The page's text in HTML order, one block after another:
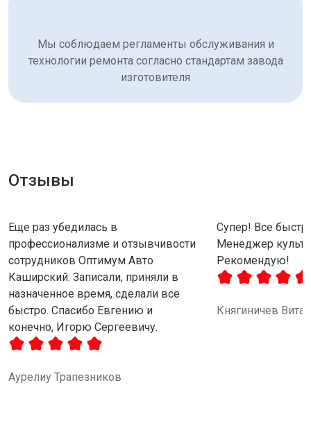
Отзывы
Еще раз убедилась в
профессионализме и отзывчивости
сотрудников Оптимум Авто
Каширский. Записали, приняли в
назначенное время, сделали все
быстро. Спасибо Евгению и
конечно, Игорю Сергеевичу.
Аурелиу Трапезников
Супер! Все
Менеджер
Рекомендую!
Княгиничев
Мы соблюдаем регламенты обслуживания и
технологии ремонта согласно стандартам завода
изготовителя